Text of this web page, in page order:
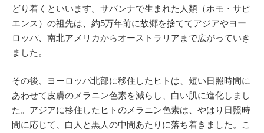
どり着くといいます。サバンナで生まれた人類（ホモ・サピ
エンス）の祖先は、約5万年前に故郷を捨ててアジアやヨー
ロッパ、南北アメリカからオーストラリアまで広がっていき
ました。
その後、ヨーロッパ北部に移住したヒトは、短い日照時間に
あわせて皮膚のメラニン色素を減らし、白い肌に進化しまし
た。アジアに移住したヒトのメラニン色素は、やはり日照時
間に応じて、白人と黒人の中間あたりに落ち着きました。こ